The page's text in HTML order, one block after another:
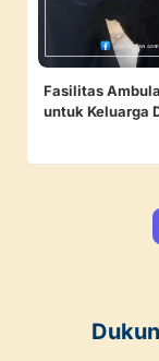
Fasilitas
untuk Keluarga